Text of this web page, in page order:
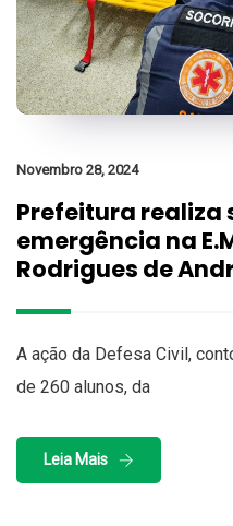
Novembro 28, 2024
Prefeitura realiza
emergência na
Rodrigues de
A ação da Defesa Civil,
de 260 alunos, da
Leia Mais